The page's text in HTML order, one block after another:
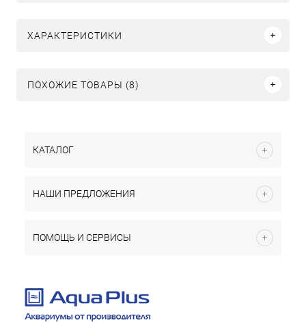
ХАРАКТЕРИСТИКИ
ПОХОЖИЕ ТОВАРЫ (8)
КАТАЛОГ
НАШИ ПРЕДЛОЖЕНИЯ
ПОМОЩЬ И СЕРВИСЫ